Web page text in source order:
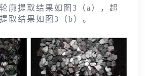
廓提取结果如图3（a），超
取结果如图3（b）。